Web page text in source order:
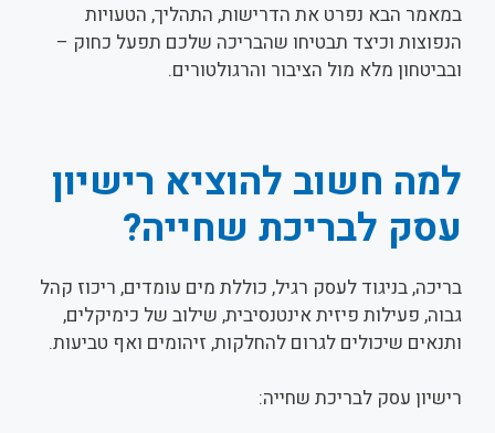
במאמר הבא נפרט את הדרישות, התהליך, הטעויות
הנפוצות וכיצד תבטיחו שהבריכה שלכם תפעל כחוק –
ובביטחון מלא מול הציבור והרגולטורים.
למה חשוב להוציא רישיון
עסק לבריכת שחייה?
בריכה, בניגוד לעסק רגיל, כוללת מים עומדים, ריכוז קהל
גבוה, פעילות פיזית אינטנסיבית, שילוב של כימיקלים,
ותנאים שיכולים לגרום להחלקות, זיהומים ואף טביעות.
רישיון עסק לבריכת שחייה: